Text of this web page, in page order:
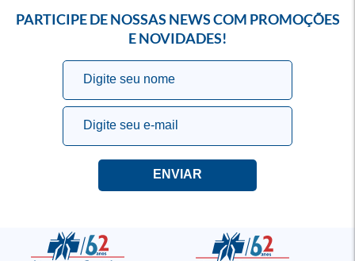
PARTICIPE DE NOSSAS NEWS COM PROMOÇÕES
E NOVIDADES!